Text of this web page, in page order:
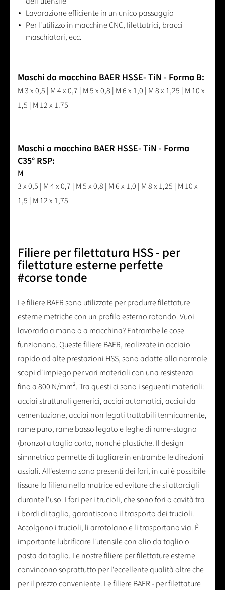
Lavorazione efficiente in un unico passaggio
Per l'utilizzo in macchine CNC, filettatrici, bracci
maschiatori, ecc.
Maschi da macchina BAER HSSE- TiN - Forma B:
M 3 x 0,5 | M 4 x 0,7 | M 5 x 0,8 | M 6 x 1,0 | M 8 x 1,25 | M 10 x
1,5 | M 12 x 1.75
Maschi a macchina BAER HSSE- TiN - Forma
C35° RSP:
M
3 x 0,5 | M 4 x 0,7 | M 5 x 0,8 | M 6 x 1,0 | M 8 x 1,25 | M 10 x
1,5 | M 12 x 1,75
Filiere per filettatura HSS - per
filettature esterne perfette
#corse tonde
Le filiere BAER sono utilizzate per produrre filettature
esterne metriche con un profilo esterno rotondo. Vuoi
lavorarla a mano o a macchina? Entrambe le cose
funzionano. Queste filiere BAER, realizzate in acciaio
rapido ad alte prestazioni HSS, sono adatte alla normale
scopi d'impiego per vari materiali con una resistenza
fino a 800 N/mm². Tra questi ci sono i seguenti materiali:
acciai strutturali generici, acciai automatici, acciai da
cementazione, acciai non legati trattabili termicamente,
rame puro, rame basso legato e leghe di rame-stagno
(bronzo) a taglio corto, nonché plastiche. Il design
simmetrico permette di tagliare in entrambe le direzioni
assiali. All'esterno sono presenti dei fori, in cui è possibile
fissare la filiera nella matrice ed evitare che si attorcigli
durante l'uso. I fori per i trucioli, che sono fori o cavità tra
i bordi di taglio, garantiscono il trasporto dei trucioli.
Accolgono i trucioli, li arrotolano e li trasportano via. È
importante lubrificare l'utensile con olio da taglio o
pasta da taglio. Le nostre filiere per filettature esterne
convincono soprattutto per l'eccellente qualità oltre che
per il prezzo conveniente. Le filiere BAER - per filettature